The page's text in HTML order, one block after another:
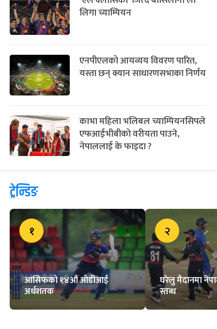
लिगा च्याम्पियन
एनपीएलको आयव्यय विवरण पारित,
यस्ता छन् क्यान साधारणसभाका निर्णय
काभा महिला भलिबल च्याम्पियनसिपले
एफआईभीबीको वरीयता पाउने,
नेपाललाई के फाइदा ?
ट्रेन्डिङ
१
आसिफको १४औं ओडीआई
अर्धशतक
२
घरेलु मैदानमा
स्तब्ध